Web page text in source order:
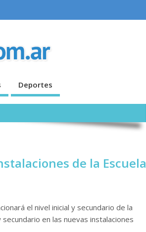
Deportes
de la Escuela
el nivel inicial y secundario de la
en las nuevas instalaciones